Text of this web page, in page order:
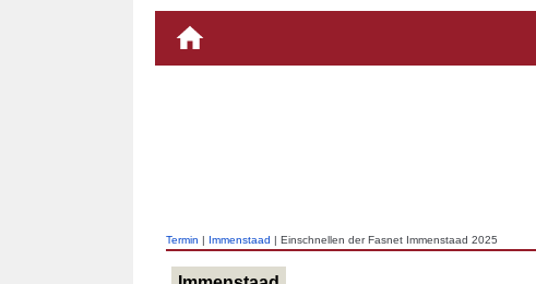
Termin | Immenstaad | Einschnellen der Fasnet Immenstaad 2025